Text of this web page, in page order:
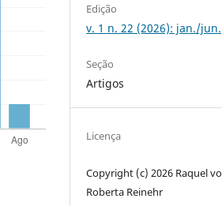
Edição
v. 1 n. 22 (2026): jan./jun.
Seção
Artigos
Licença
Copyright (c) 2026 Raquel
Roberta Reinehr